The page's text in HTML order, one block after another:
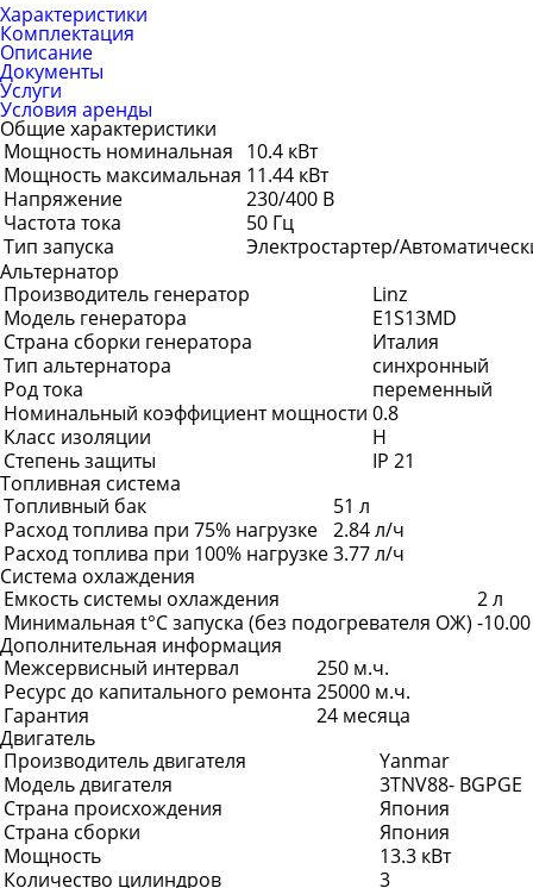
Характеристики
Комплектация
Описание
Документы
Услуги
Условия аренды
Общие характеристики
Мощность номинальная 10.4 кВт
Мощность максимальная 11.44 кВт
Напряжение
230/400 В
Частота тока
50 Гц
Тип запуска
Электростартер/
Альтернатор
Производитель генератор
Linz
Модель генератора
E1S13MD
Страна сборки генератора
Италия
Тип альтернатора
синхронный
Род тока
переменный
Номинальный коэффициент мощности 0.8
Класс изоляции
H
Степень защиты
IP 21
Топливная система
Топливный бак
51 л
Расход топлива при 75% нагрузке 2.84 л/ч
Расход топлива при 100% нагрузке3.77 л/ч
Система охлаждения
Емкость системы охлаждения
2 л
Минимальная t°С запуска (без подогревателя ОЖ) -
Дополнительная информация
Межсервисный интервал
250 м.ч.
Ресурс до капитального ремонта 25000 м.ч.
Гарантия
24 месяца
Двигатель
Производитель двигателя
Yanmar
Модель двигателя
3TNV88- BGPGE
Страна происхождения
Япония
Страна сборки
Япония
Мощность
13.3 кВт
Количество цилиндров
3